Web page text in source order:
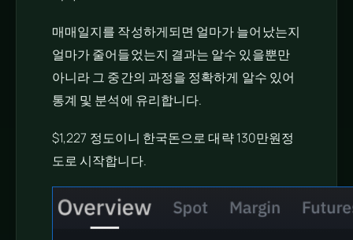
매매일지를 작성하게되면 얼마가 늘어났는지
얼마가 줄어들었는지 결과는 알수 있을뿐만
아니라 그 중간의 과정을 정확하게 알수 있어
통계 및 분석에 유리합니다.
$1,227 정도이니 한국돈으로 대략 130만원정
도로 시작합니다.